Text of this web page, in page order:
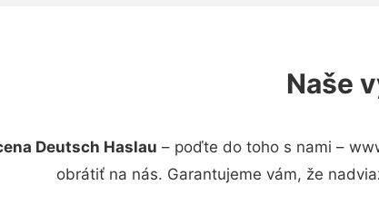
Naše
Deutsch Haslau – poďte do toho s nami –
obrátiť na nás. Garantujeme vám, že